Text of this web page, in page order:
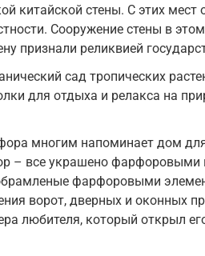
китайской стены. С этих
Сооружение стены в
признали реликвией
сад тропических
для отдыха и релакса на
многим напоминает дом
– все украшено фарфоровыми
фарфоровыми
ворот, дверных и оконных
любителя, который открыл